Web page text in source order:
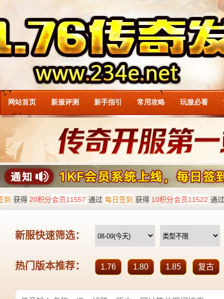
网站首页 新服评测 新手指引 常用攻略 玩服必看